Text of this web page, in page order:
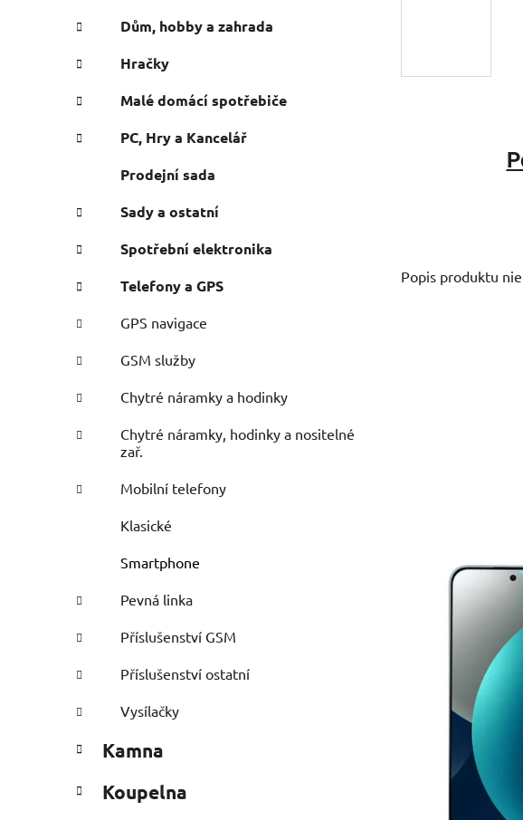
Dům, hobby a zahrada
Hračky
Malé domácí spotřebiče
PC, Hry a Kancelář
Prodejní sada
Sady a ostatní
Spotřební elektronika
Telefony a GPS
GPS navigace
GSM služby
Chytré náramky a hodinky
Chytré náramky, hodinky a nositelné
zař.
Mobilní telefony
Klasické
Smartphone
Pevná linka
Příslušenství GSM
Příslušenství ostatní
Vysílačky
Kamna
Koupelna
Popis produktu